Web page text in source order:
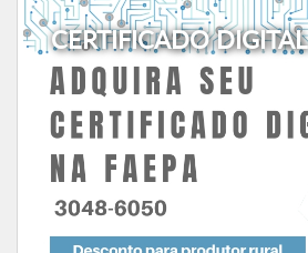
CERTIFICADO DIGITAL